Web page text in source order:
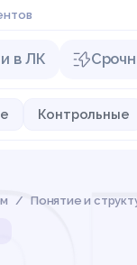
в ЛК
Контрольные
Понятие и